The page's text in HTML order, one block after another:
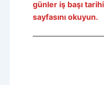
günler iş başı
sayfasını okuyun.